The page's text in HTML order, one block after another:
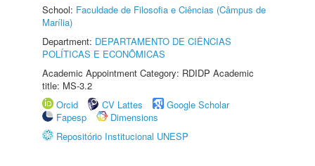
School: Faculdade de Filosofia e Ciências (Câmpus de
Marília)
Department: DEPARTAMENTO DE CIÊNCIAS
POLÍTICAS E ECONÔMICAS
Academic Appointment Category: RDIDP Academic
title: MS-3.2
Orcid
CV Lattes
Google Scholar
Fapesp
Dimensions
Repositório Institucional UNESP